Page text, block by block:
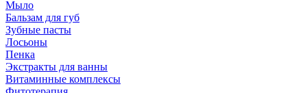
Мыло
Бальзам для губ
Зубные пасты
Лосьоны
Пенка
Экстракты для ванны
Витаминные комплексы